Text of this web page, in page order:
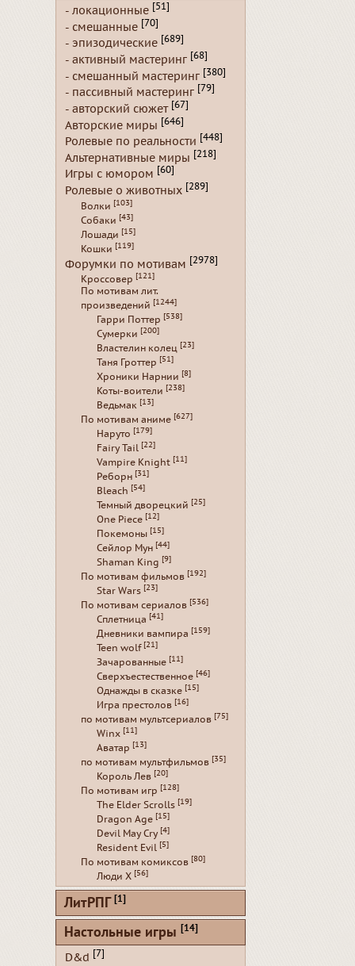
- локационные [51]
- смешанные [70]
- эпизодические [689]
- активный мастеринг [68]
- смешанный мастеринг [380]
- пассивный мастеринг [79]
- авторский сюжет [67]
Авторские миры [646]
Ролевые по реальности [448]
Альтернативные миры [218]
Игры с юмором [60]
Ролевые о животных [289]
Волки [103]
Собаки [43]
Лошади [15]
Кошки [119]
Форумки по мотивам [2978]
Кроссовер [121]
По мотивам лит.
произведений [1244]
Гарри Поттер [538]
Сумерки [200]
Властелин колец [23]
Таня Гроттер [51]
Хроники Нарнии [8]
Коты-воители [238]
Ведьмак [13]
По мотивам аниме [627]
Наруто [179]
Fairy Tail [22]
Vampire Knight [11]
Реборн [31]
Bleach [54]
Темный дворецкий [25]
One Piece [12]
Покемоны [15]
Сейлор Мун [44]
Shaman King [9]
По мотивам фильмов [192]
Star Wars [23]
По мотивам сериалов [536]
Сплетница [41]
Дневники вампира [159]
Teen wolf [21]
Зачарованные [11]
Сверхъестественное [46]
Однажды в сказке [15]
Игра престолов [16]
по мотивам мультсериалов [75]
Winx [11]
Аватар [13]
по мотивам мультфильмов [35]
Король Лев [20]
По мотивам игр [128]
The Elder Scrolls [19]
Dragon Age [15]
Devil May Cry [4]
Resident Evil [5]
По мотивам комиксов [80]
Люди Х [56]
ЛитРПГ [1]
Настольные игры [14]
D&d [7]